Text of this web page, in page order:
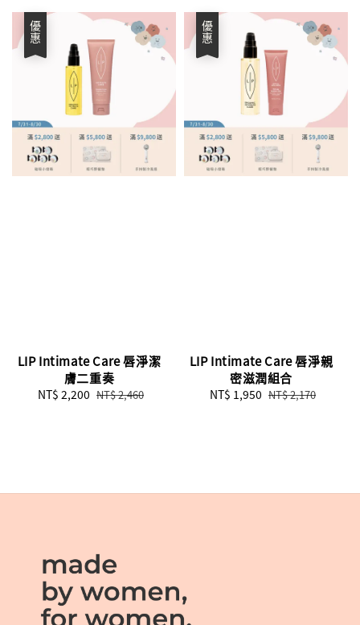
優惠
LIP Intimate Care 唇淨潔
膚二重奏
Sale
NT$ 2,200 Regular
NT$ 2,460
優惠
LIP Intimate Care 唇淨親
密滋潤組合
Sale
NT$ 1,950 Regular
NT$ 2,170